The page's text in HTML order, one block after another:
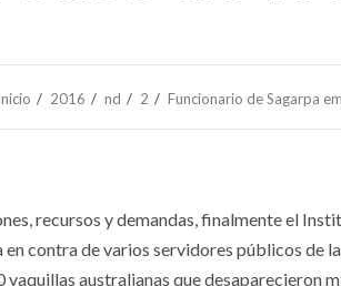
2016 nd 2 Funcionario de Sagarpa
recursos y demandas, finalmente el
contra de varios servidores públicos de
australianas que desaparecieron